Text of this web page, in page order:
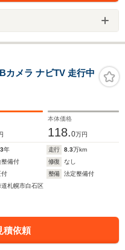
メラ ナビTV 走行中
本体価格
118.0万円
年 走行 8.3万km
整備付 修復
なし
付 整備
法定整備付
道札幌市白石区
積依頼